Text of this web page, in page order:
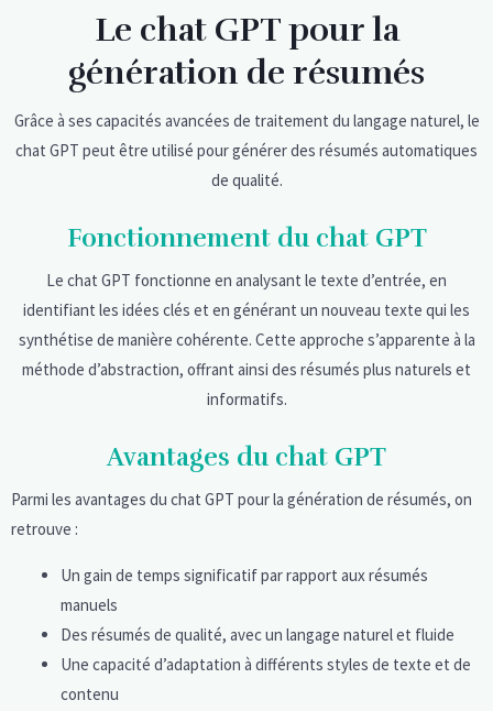
Le chat GPT pour la
génération de résumés
Grâce à ses capacités avancées de traitement du langage naturel, le
chat GPT peut être utilisé pour générer des résumés automatiques
de qualité.
Fonctionnement du chat GPT
Le chat GPT fonctionne en analysant le texte d’entrée, en
identifiant les idées clés et en générant un nouveau texte qui les
synthétise de manière cohérente. Cette approche s’apparente à la
méthode d’abstraction, offrant ainsi des résumés plus naturels et
informatifs.
Avantages du chat GPT
Parmi les avantages du chat GPT pour la génération de résumés, on
retrouve :
Un gain de temps significatif par rapport aux résumés
manuels
Des résumés de qualité, avec un langage naturel et fluide
Une capacité d’adaptation à différents styles de texte et de
contenu